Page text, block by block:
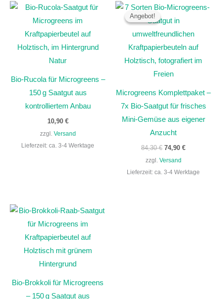
Bio-Rucola für Microgreens –
150 g Saatgut aus
kontrolliertem Anbau
10,90 €
zzgl. Versand
Lieferzeit: ca. 3-4 Werktage
Angebot!
Angebot!
Microgreens Komplettpaket –
7x Bio-Saatgut für frisches
Mini-Gemüse aus eigener
Anzucht
84,30€
Ursprünglicher
war:
84,30 €
74,90 €
Aktueller
Preis
zzgl. Versand
Lieferzeit: ca. 3-4 Werktage
Bio-Brokkoli für Microgreens
– 150 g Saatgut aus